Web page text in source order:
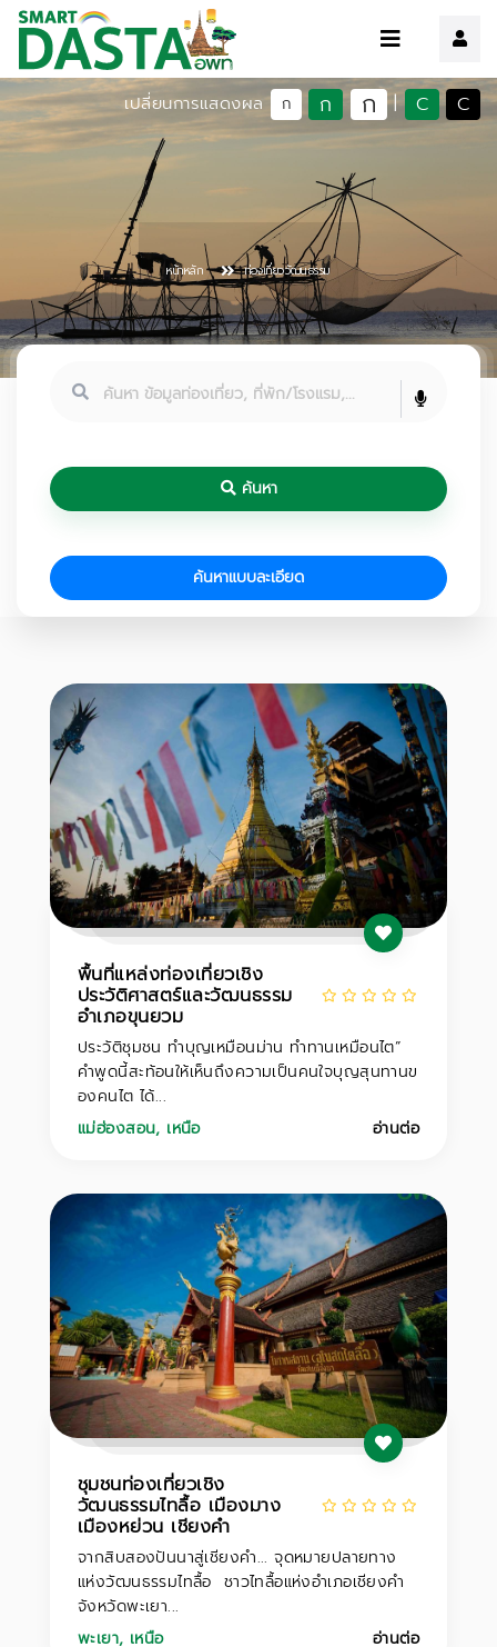
เปลี่ยนการแสดงผล ก ก ก | C C
หน้าหลัก ท่องเที่ยววัฒนธรรม
ค้นหา
ค้นหาแบบละเอียด
พื้นที่แหล่งท่องเที่ยวเชิง
ประวัติศาสตร์และวัฒนธรรม
อำเภอขุนยวม
ประวัติชุมชน ทำบุญเหมือนม่าน ทำทานเหมือนไต”
คำพูดนี้สะท้อนให้เห็นถึงความเป็นคนใจบุญสุนทานข
องคนไต ได้...
แม่ฮ่องสอน, เหนือ อ่านต่อ
ชุมชนท่องเที่ยวเชิง
วัฒนธรรมไทลื้อ เมืองมาง
เมืองหย่วน เชียงคำ
จากสิบสองปันนาสู่เชียงคำ... จุดหมายปลายทาง
แห่งวัฒนธรรมไทลื้อ ชาวไทลื้อแห่งอำเภอเชียงคำ
จังหวัดพะเยา...
พะเยา, เหนือ อ่านต่อ